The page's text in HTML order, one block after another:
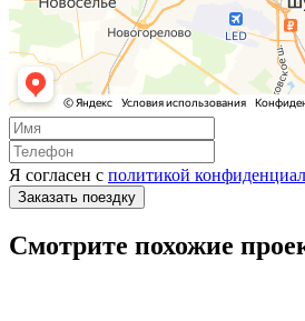
Я согласен с политикой
Заказать поездку
Смотрите похожие